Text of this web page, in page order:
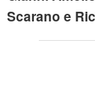
Scarano e